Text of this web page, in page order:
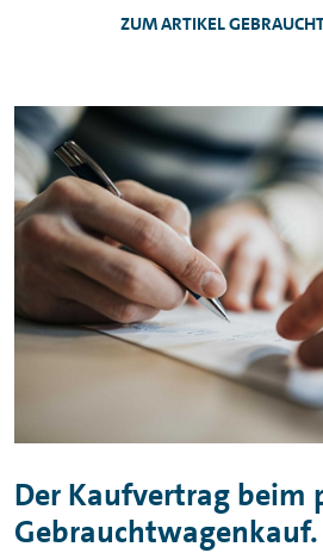
ZUM ARTIKEL
Der Kaufvertrag beim
Gebrauchtwagenkauf.